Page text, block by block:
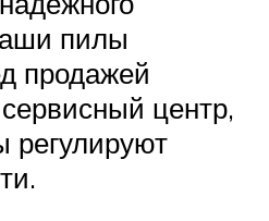
пилы
продажей
центр,
регулируют